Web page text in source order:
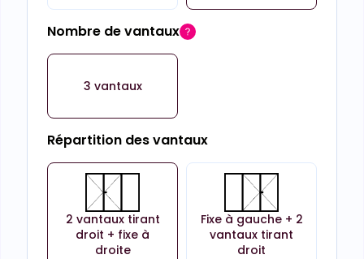
Nombre de vantaux
3 vantaux
Répartition des vantaux
2 vantaux tirant
droit + fixe à
droite
Fixe à gauche + 2
vantaux tirant
droit